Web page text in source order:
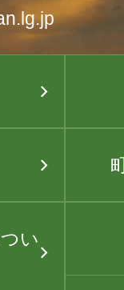
い